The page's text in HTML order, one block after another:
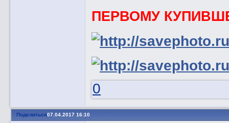
ПЕРВОМУ
0
Поделиться07.04.2017 16:10